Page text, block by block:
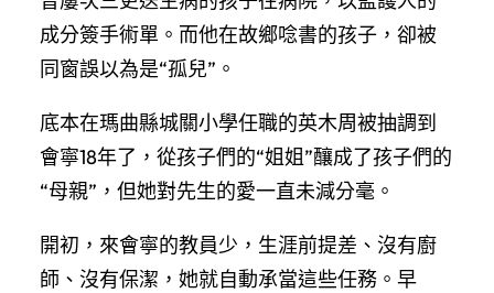
成分簽手術單。而他在故鄉唸書的孩子，卻被
同窗誤以為是“孤兒”。
底本在瑪曲縣城關小學任職的英木周被抽調到
會寧18年了，從孩子們的“姐姐”釀成了孩子們的
“母親”，但她對先生的愛一直未減分毫。
開初，來會寧的教員少，生涯前提差、沒有廚
師、沒有保潔，她就自動承當這些任務。早